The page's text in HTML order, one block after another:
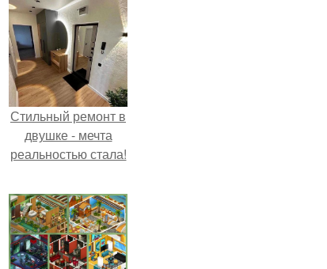
Стильный ремонт в
двушке - мечта
реальностью стала!